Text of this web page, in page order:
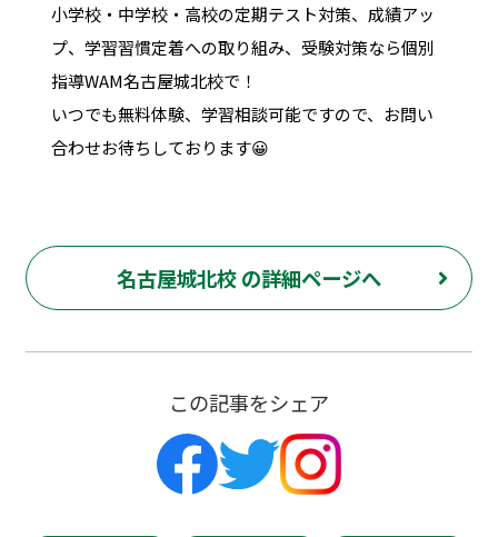
小学校・中学校・高校の定期テスト対策、成績アッ
プ、学習習慣定着への取り組み、受験対策なら個別
指導WAM名古屋城北校で！
いつでも無料体験、学習相談可能ですので、お問い
合わせお待ちしております😀
名古屋城北校 の詳細ページへ
この記事をシェア